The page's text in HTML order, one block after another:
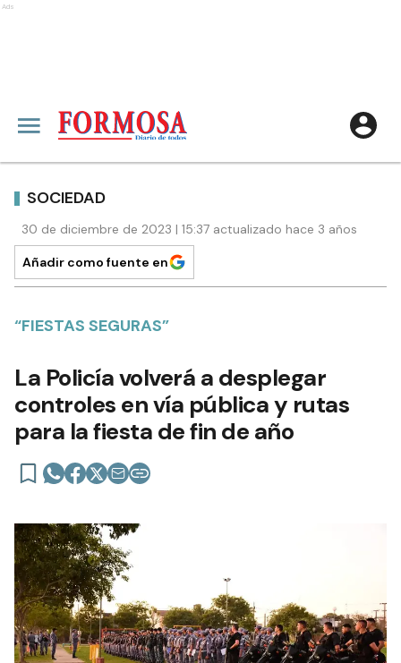
Ads
SOCIEDAD
30 de diciembre de 2023 | 15:37 actualizado hace 3 años
Añadir como fuente en
“FIESTAS SEGURAS”
La Policía volverá a desplegar
controles en vía pública y rutas
para la fiesta de fin de año